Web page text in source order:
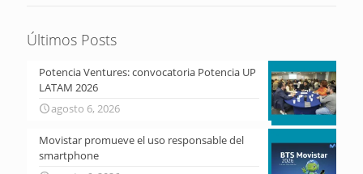
Últimos Posts
Potencia Ventures: convocatoria Potencia UP
LATAM 2026
agosto 6, 2026
Movistar promueve el uso responsable del
smartphone